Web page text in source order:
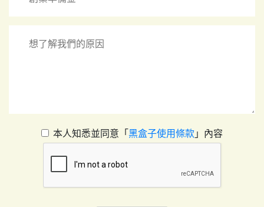
本人知悉並同意「 黑盒子使用條款 」內容